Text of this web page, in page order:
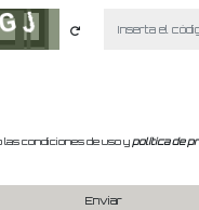
las condiciones de uso ypolítica de
Enviar